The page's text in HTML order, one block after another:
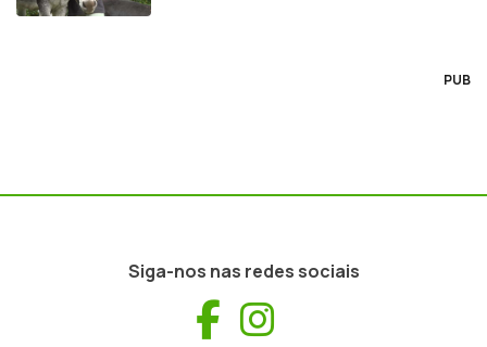
PUB
Siga-nos nas redes sociais
Facebook